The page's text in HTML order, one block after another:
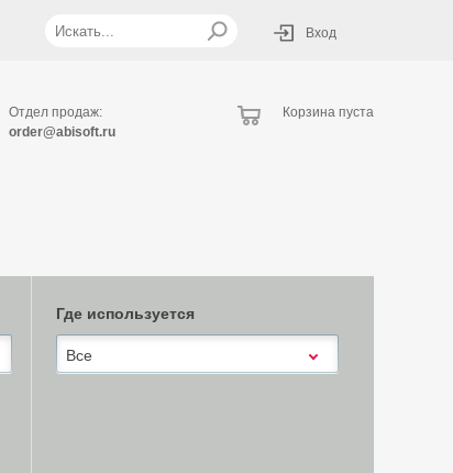
Вход
Отдел продаж:
order@abisoft.ru
Корзина пуста
Где используется
Все